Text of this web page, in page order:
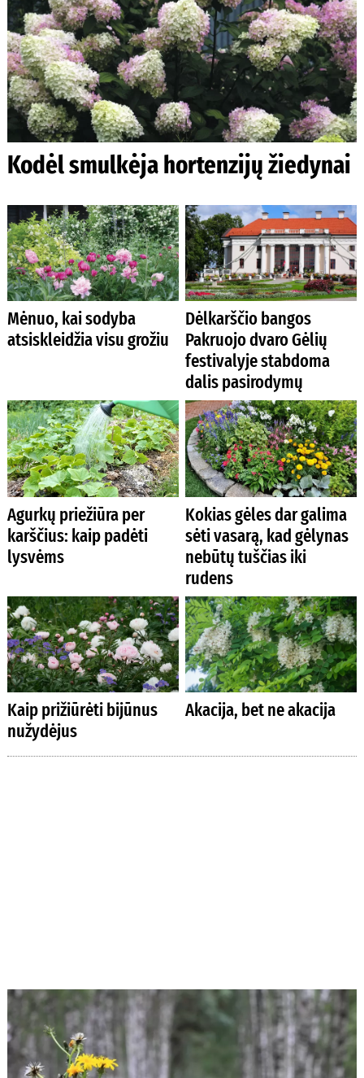
Kodėl smulkėja hortenzijų žiedynai
Mėnuo, kai sodyba
atsiskleidžia visu grožiu
Dėlkarščio bangos
Pakruojo dvaro Gėlių
festivalyje stabdoma
dalis pasirodymų
Agurkų priežiūra per
karščius: kaip padėti
lysvėms
Kokias gėles dar galima
sėti vasarą, kad gėlynas
nebūtų tuščias iki
rudens
Kaip prižiūrėti bijūnus
nužydėjus
Akacija, bet ne akacija